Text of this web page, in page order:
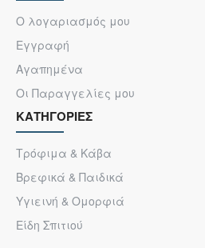
Ο λογαριασμός μου
Εγγραφή
Αγαπημένα
Οι Παραγγελίες μου
ΚΑΤΗΓΟΡΙΕΣ
Τρόφιμα & Κάβα
Βρεφικά & Παιδικά
Υγιεινή & Ομορφιά
Είδη Σπιτιού